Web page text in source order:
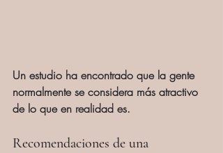
Un estudio ha encontrado que la gente
normalmente se considera más atractivo
de lo que en realidad es.
Recomendaciones de una